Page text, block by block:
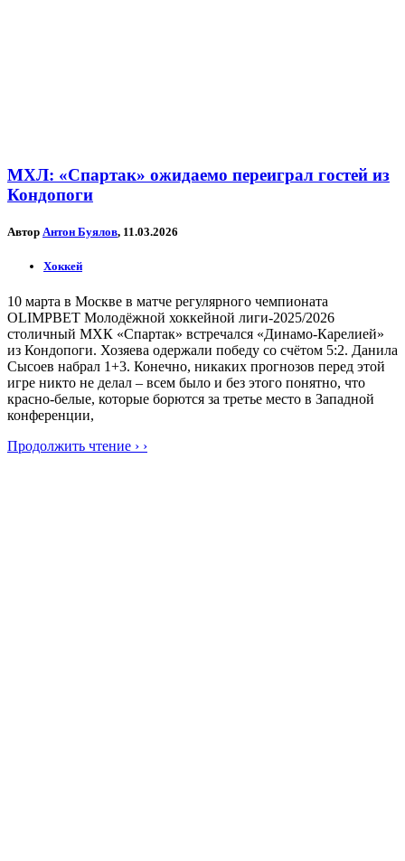
МХЛ: «Спартак» ожидаемо переиграл гостей из
Кондопоги
Автор Антон Буялов, 11.03.2026
Хоккей
10 марта в Москве в матче регулярного чемпионата
OLIMPBET Молодёжной хоккейной лиги-2025/2026
столичный МХК «Спартак» встречался «Динамо-Карелией»
из Кондопоги. Хозяева одержали победу со счётом 5:2. Данила
Сысоев набрал 1+3. Конечно, никаких прогнозов перед этой
игре никто не делал – всем было и без этого понятно, что
красно-белые, которые борются за третье место в Западной
конференции,
Продолжить чтение › ›